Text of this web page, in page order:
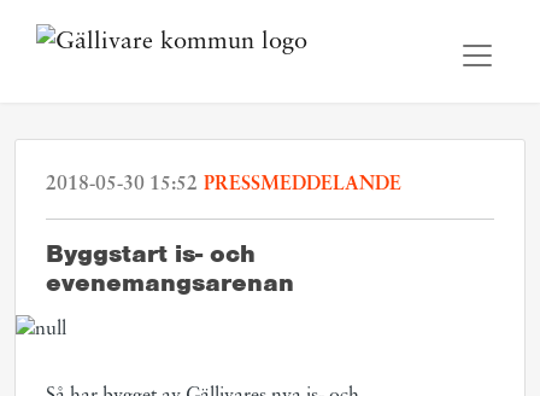
2018-05-30 15:52 PRESSMEDDELANDE
​Byggstart is- och
evenemangsarenan